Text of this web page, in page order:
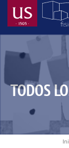
Pasar
contenido
Menú
Principal
TODOS